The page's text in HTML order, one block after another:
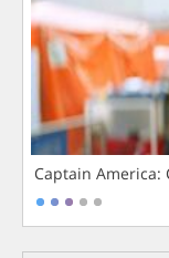
Captain America: